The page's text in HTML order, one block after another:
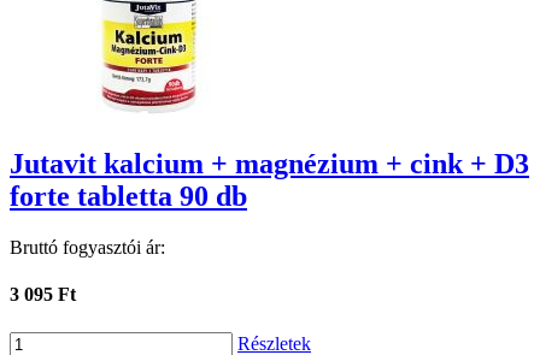
Jutavit kalcium + magnézium + cink + D3
forte tabletta 90 db
Bruttó fogyasztói ár:
3 095 Ft
Részletek